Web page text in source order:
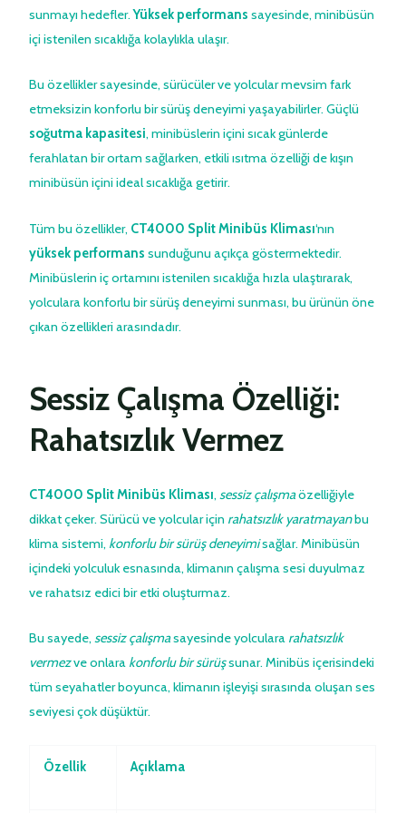
sunmayı hedefler.Yüksek performans sayesinde, minibüsün
içi istenilen sıcaklığa kolaylıkla ulaşır.
Bu özellikler sayesinde, sürücüler ve yolcular mevsim fark
etmeksizin konforlu bir sürüş deneyimi yaşayabilirler. Güçlü
soğutma kapasitesi, minibüslerin içini sıcak günlerde
ferahlatan bir ortam sağlarken, etkili ısıtma özelliği de kışın
minibüsün içini ideal sıcaklığa getirir.
Tüm bu özellikler, CT4000 Split Minibüs Kliması‘nın
yüksek performans sunduğunu açıkça göstermektedir.
Minibüslerin iç ortamını istenilen sıcaklığa hızla ulaştırarak,
yolculara konforlu bir sürüş deneyimi sunması, bu ürünün öne
çıkan özellikleri arasındadır.
Sessiz Çalışma Özelliği:
Rahatsızlık Vermez
CT4000 Split Minibüs Kliması, sessiz çalışmaözelliğiyle
dikkat çeker. Sürücü ve yolcular için rahatsızlık yaratmayanbu
klima sistemi, konforlu bir sürüş deneyimisağlar. Minibüsün
içindeki yolculuk esnasında, klimanın çalışma sesi duyulmaz
ve rahatsız edici bir etki oluşturmaz.
Bu sayede,sessiz çalışmasayesinde yolculara rahatsızlık
vermezve onlara konforlu bir sürüşsunar. Minibüs içerisindeki
tüm seyahatler boyunca, klimanın işleyişi sırasında oluşan ses
seviyesi çok düşüktür.
Özellik Açıklama